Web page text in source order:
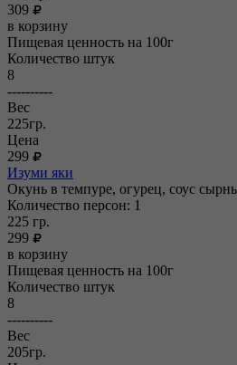
309
в корзину
Пищевая ценность на 100г
Количество штук
8
----------
Вес
225гр.
Цена
299
Изуми яки
Окунь в темпуре, огурец, соус
Количество персон: 1
225 гр.
299
в корзину
Пищевая ценность на 100г
Количество штук
8
----------
Вес
205гр.